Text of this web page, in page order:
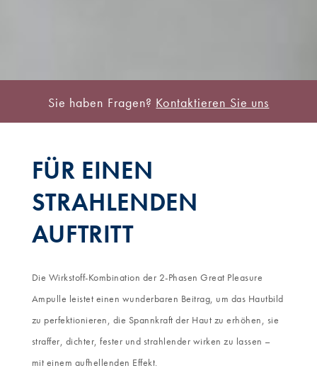
Sie haben Fragen? Kontaktieren Sie uns
Die Wirkstoff-Kombination der 2-Phasen Great Pleasure
Ampulle leistet einen wunderbaren Beitrag, um das Hautbild
zu perfektionieren, die Spannkraft der Haut zu erhöhen, sie
straffer, dichter, fester und strahlender wirken zu lassen –
mit einem aufhellenden Effekt.
FÜR EINEN
STRAHLENDEN
AUFTRITT